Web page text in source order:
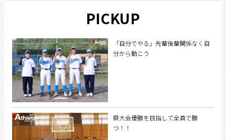
PICKUP
「自分でやる」先輩後輩関係なく自
分から動こう
県大会優勝を目指して全員で勝
つ！！